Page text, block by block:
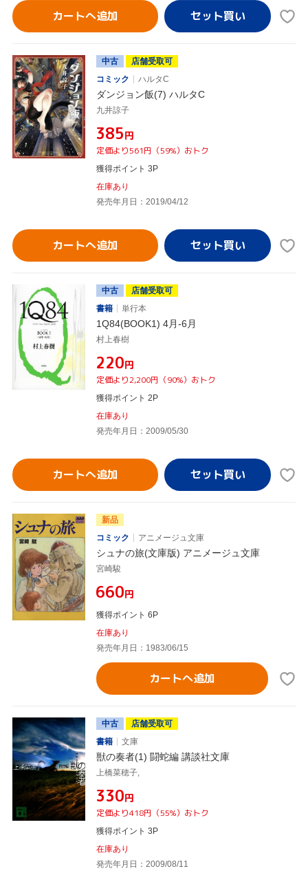
カートへ追加
中古
店舗受取可
コミック
ハルタC
ダンジョン飯(7) ハルタC
九井諒子
¥385円
定価より561円（59%）おトク
獲得ポイント 3P
在庫あり
発売年月日：2019/04/12
カートへ追加
中古
店舗受取可
書籍
単行本
1Q84(BOOK1) 4月-6月
村上春樹
¥220円
定価より2,200円（90%）おトク
獲得ポイント 2P
在庫あり
発売年月日：2009/05/30
カートへ追加
新品
コミック
アニメージュ文庫
シュナの旅(文庫版) アニメージュ文庫
宮崎駿
¥660円
獲得ポイント 6P
在庫あり
発売年月日：1983/06/15
カートへ追加
中古
店舗受取可
書籍
文庫
獣の奏者(1) 闘蛇編 講談社文庫
上橋菜穂子,
¥330円
定価より418円（55%）おトク
獲得ポイント 3P
在庫あり
発売年月日：2009/08/11